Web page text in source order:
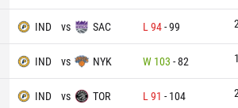
IND vs SAC L 94-99
IND vs NYK W 103 -82
IND vs TOR L 91 - 104